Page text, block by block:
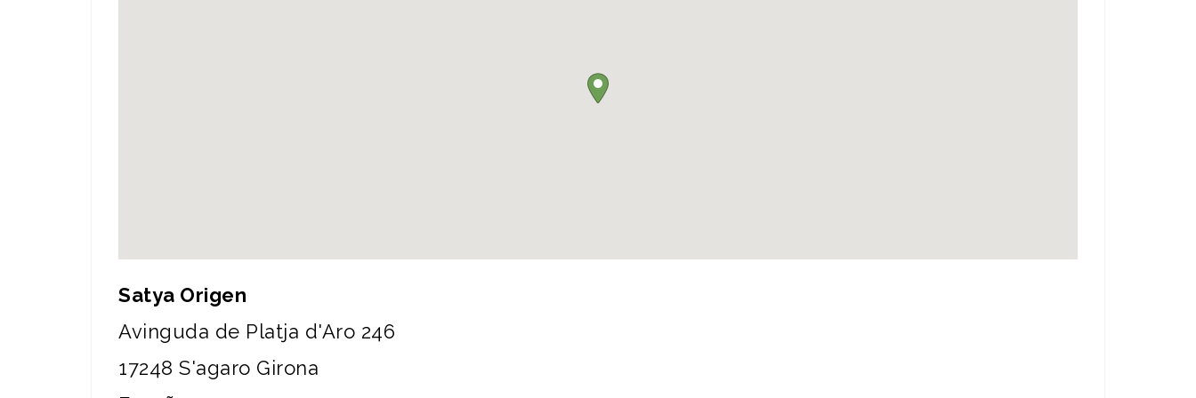
Satya Origen
Avinguda de Platja d'Aro 246
17248 S'agaro Girona